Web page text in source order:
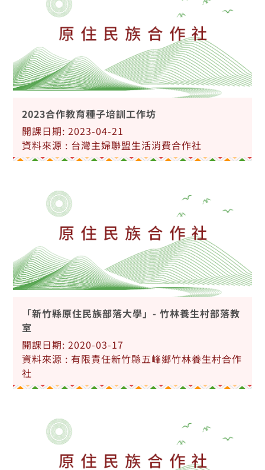
2023合作教育種子培訓工作坊
開課日期: 2023-04-21
資料來源 : 台灣主婦聯盟生活消費合作社
「新竹縣原住民族部落大學」- 竹林養生村部落教
室
開課日期: 2020-03-17
資料來源 : 有限責任新竹縣五峰鄉竹林養生村合作
社